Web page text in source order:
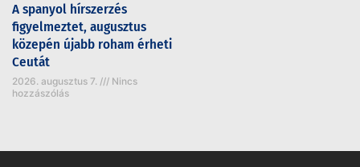
A spanyol hírszerzés
figyelmeztet, augusztus
közepén újabb roham érheti
Ceutát
2026. augusztus 7.
Nincs
hozzászólás